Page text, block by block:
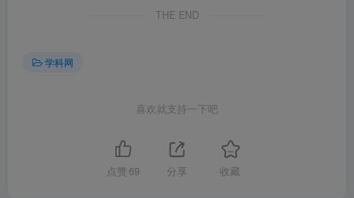
THE END
学科网
喜欢就支持一下吧
点赞 69 分享 收藏